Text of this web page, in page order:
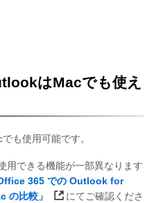
はMacでも使え
も使用可能です。
用できる機能が一部異なります
365 での Outlook for
比較」
にてご確認くださ